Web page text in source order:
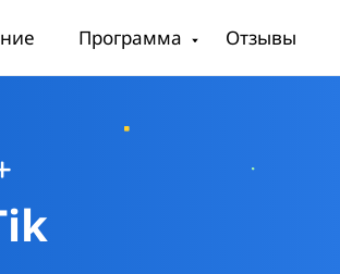
Программа Отзывы